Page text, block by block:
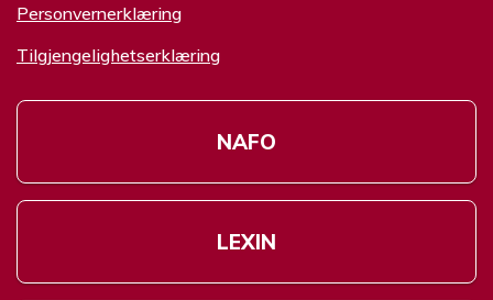
Personvernerklæring
Tilgjengelighetserklæring
NAFO
LEXIN